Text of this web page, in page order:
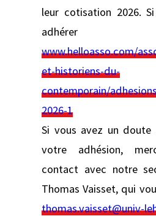
leur cotisation 2026.
www.helloasso.com/
et-historiens-du-
contemporain/
2026-1
Si vous avez un
votre adhésion,
contact avec notre
Thomas Vaisset, qui
thomas.vaisset@univ-